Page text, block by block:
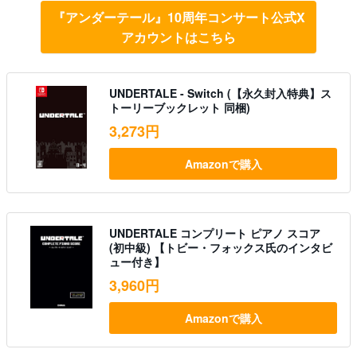
『アンダーテール』10周年コンサート公式X
アカウントはこちら
UNDERTALE - Switch (【永久封入特典】ス
トーリーブックレット 同梱)
3,273円
Amazonで購入
UNDERTALE コンプリート ピアノ スコア
(初中級) 【トビー・フォックス氏のインタビ
ュー付き】
3,960円
Amazonで購入